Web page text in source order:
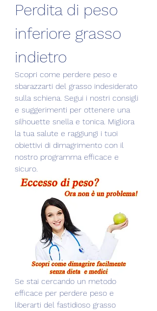
Perdita di peso
inferiore grasso
indietro
Scopri come perdere peso e
sbarazzarti del grasso indesiderato
sulla schiena. Segui i nostri consigli
e suggerimenti per ottenere una
silhouette snella e tonica. Migliora
la tua salute e raggiungi i tuoi
obiettivi di dimagrimento con il
nostro programma efficace e
sicuro.
Se stai cercando un metodo
efficace per perdere peso e
liberarti del fastidioso grasso